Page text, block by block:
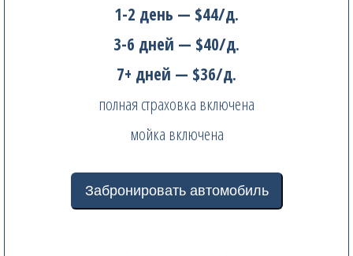
1-2 день — $44/д.
3-6 дней — $40/д.
7+ дней — $36/д.
полная страховка включена
мойка включена
Забронировать автомобиль